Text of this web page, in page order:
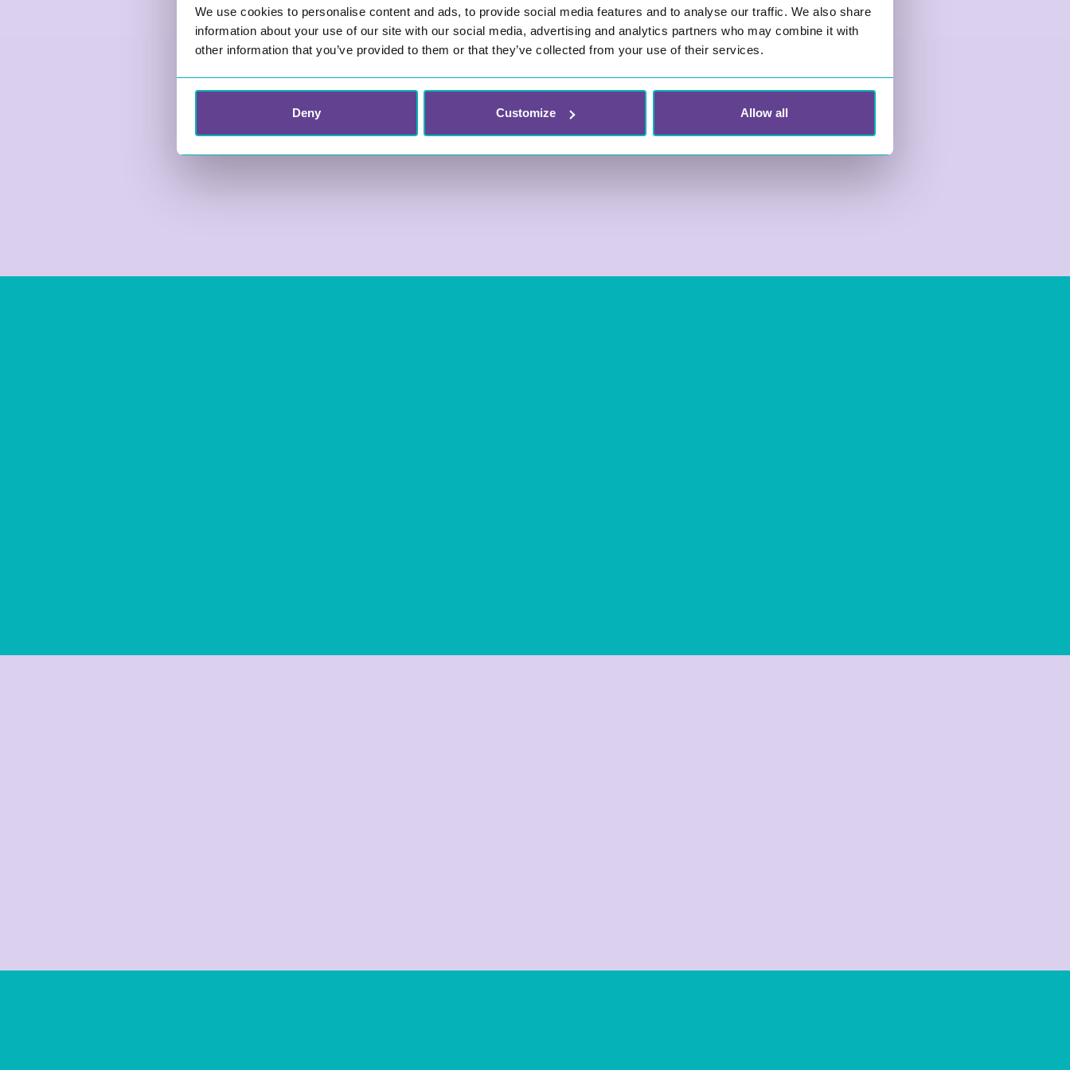
We use cookies to personalise content and ads, to provide social media features and to analyse our traffic. We also share
information about your use of our site with our social media, advertising and analytics partners who may combine it with
other information that you’ve provided to them or that they’ve collected from your use of their services.
Deny Customize Allow all